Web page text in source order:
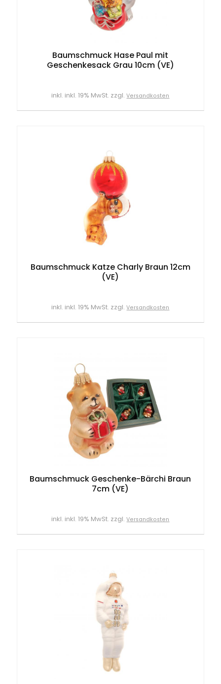
Baumschmuck Hase Paul mit
Geschenkesack Grau 10cm (VE)
inkl. inkl. 19% MwSt. zzgl.Versandkosten
Baumschmuck Katze Charly Braun 12cm
(VE)
inkl. inkl. 19% MwSt. zzgl.Versandkosten
Baumschmuck Geschenke-Bärchi Braun
7cm (VE)
inkl. inkl. 19% MwSt. zzgl.Versandkosten